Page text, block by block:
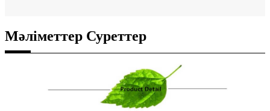
Мәліметтер Суреттер